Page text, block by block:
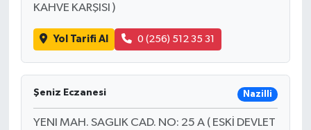
KAHVE KARŞISI )
Yol Tarifi Al 0 (256) 512 35 31
Şeniz Eczanesi Nazilli
YENI MAH. SAGLIK CAD. NO: 25 A ( ESKİ DEVLET